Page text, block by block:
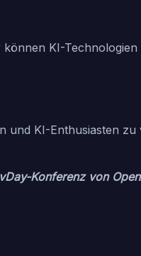
KI-
KI-Enthusiasten
Konferenz von